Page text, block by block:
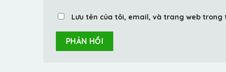
Lưu tên của tôi, email, và trang web